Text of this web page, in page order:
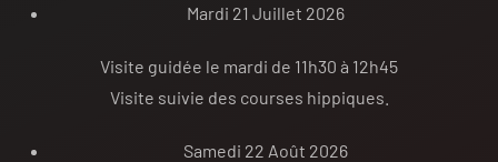
Mardi 21 Juillet 2026
Visite guidée le mardi de 11h30 à 12h45
Visite suivie des courses hippiques.
Samedi 22 Août 2026